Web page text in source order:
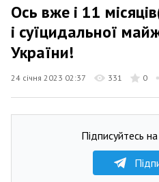
Ось вже і 11
і суїцидальної
України!
24 січня 2023 02:37 331 0
Підписуйтесь